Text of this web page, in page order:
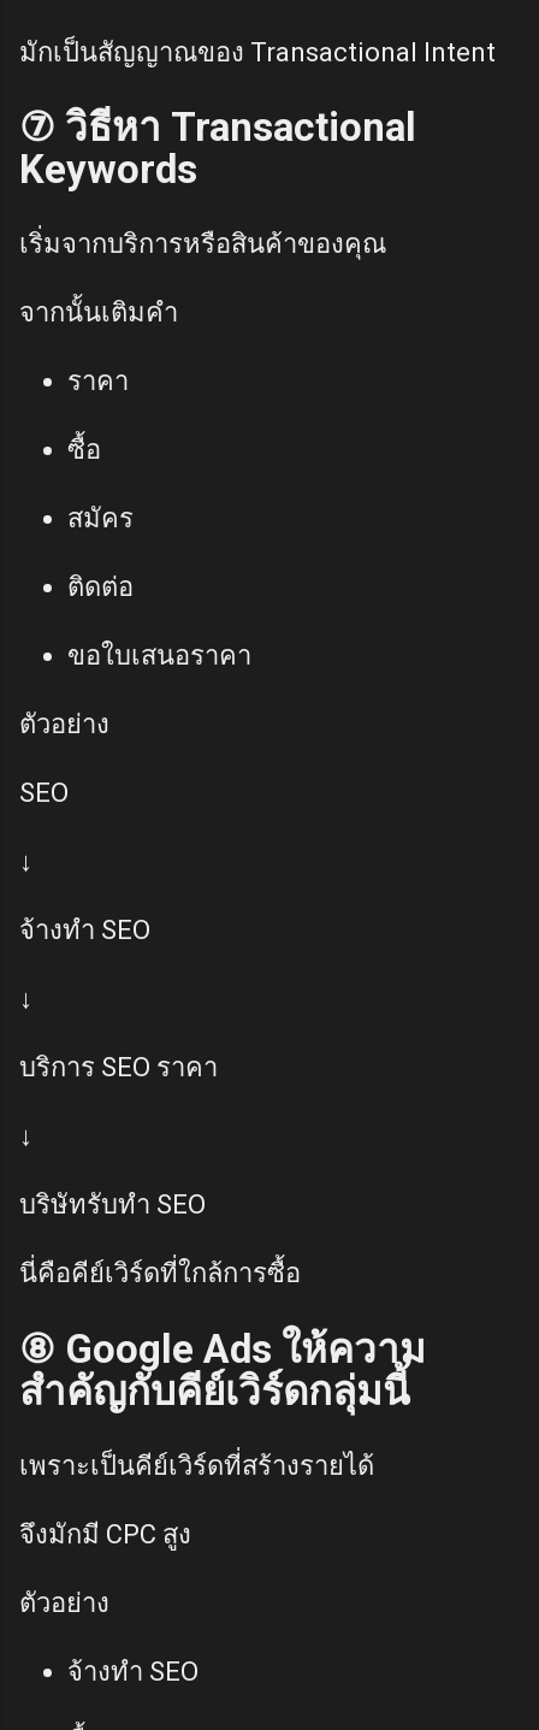
มักเป็นสัญญาณของ Transactional Intent
⑦ วิธีหา Transactional
Keywords
เริ่มจากบริการหรือสินค้าของคุณ
จากนั้นเติมคำ
ราคา
ซื้อ
สมัคร
ติดต่อ
ขอใบเสนอราคา
ตัวอย่าง
SEO
↓
จ้างทำ SEO
↓
บริการ SEO ราคา
↓
บริษัทรับทำ SEO
นี่คือคีย์เวิร์ดที่ใกล้การซื้อ
⑧ Google Ads ให้ความ
สำคัญกับคีย์เวิร์ดกลุ่มนี้
เพราะเป็นคีย์เวิร์ดที่สร้างรายได้
จึงมักมี CPC สูง
ตัวอย่าง
จ้างทำ SEO